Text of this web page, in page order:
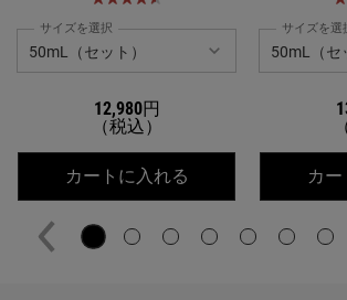
サイズを選択
12,980円
（税込）
カートに入れる キールズ DS クリ
サイズを選
カ